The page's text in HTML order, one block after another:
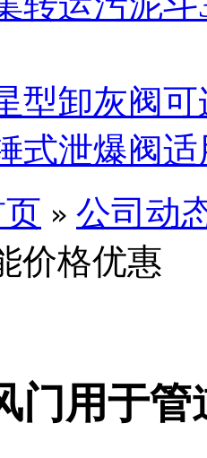
型卸灰阀
式泄爆阀
» 公司动
价格优惠
门用于